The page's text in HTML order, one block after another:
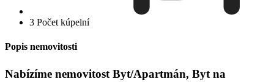
3 Počet kúpelní
Popis nemovitosti
Nabízíme nemovitost Byt/Apartmán, Byt na